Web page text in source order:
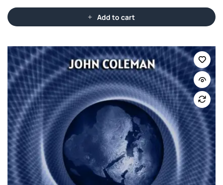
Add to cart